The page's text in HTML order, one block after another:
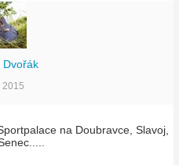
Dvořák
2015
na Doubravce, Slavoj,